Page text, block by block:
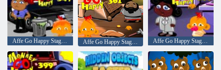
Affe Go Happy Stage 347 Affe Go Happy Stage 361 Affe Go Happy Stage 377